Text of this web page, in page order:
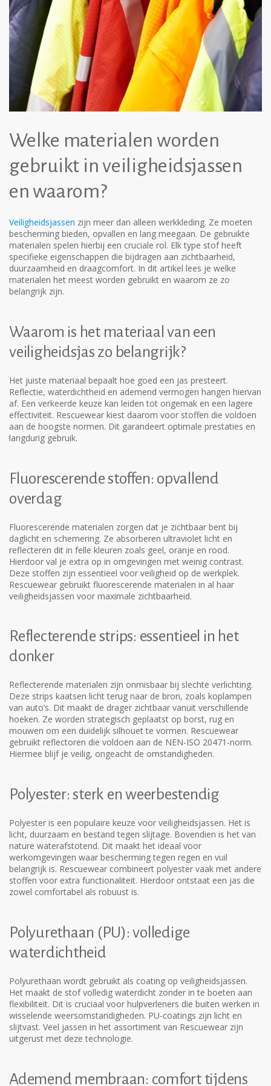
Welke materialen worden
gebruikt in veiligheidsjassen
en waarom?
Veiligheidsjassen zijn meer dan alleen werkkleding. Ze moeten
bescherming bieden, opvallen en lang meegaan. De gebruikte
materialen spelen hierbij een cruciale rol. Elk type stof heeft
specifieke eigenschappen die bijdragen aan zichtbaarheid,
duurzaamheid en draagcomfort. In dit artikel lees je welke
materialen het meest worden gebruikt en waarom ze zo
belangrijk zijn.
Waarom is het materiaal van een
veiligheidsjas zo belangrijk?
Het juiste materiaal bepaalt hoe goed een jas presteert.
Reflectie, waterdichtheid en ademend vermogen hangen hiervan
af. Een verkeerde keuze kan leiden tot ongemak en een lagere
effectiviteit. Rescuewear kiest daarom voor stoffen die voldoen
aan de hoogste normen. Dit garandeert optimale prestaties en
langdurig gebruik.
Fluorescerende stoffen: opvallend
overdag
Fluorescerende materialen zorgen dat je zichtbaar bent bij
daglicht en schemering. Ze absorberen ultraviolet licht en
reflecteren dit in felle kleuren zoals geel, oranje en rood.
Hierdoor val je extra op in omgevingen met weinig contrast.
Deze stoffen zijn essentieel voor veiligheid op de werkplek.
Rescuewear gebruikt fluorescerende materialen in al haar
veiligheidsjassen voor maximale zichtbaarheid.
Reflecterende strips: essentieel in het
donker
Reflecterende materialen zijn onmisbaar bij slechte verlichting.
Deze strips kaatsen licht terug naar de bron, zoals koplampen
van auto’s. Dit maakt de drager zichtbaar vanuit verschillende
hoeken. Ze worden strategisch geplaatst op borst, rug en
mouwen om een duidelijk silhouet te vormen. Rescuewear
gebruikt reflectoren die voldoen aan de NEN-ISO 20471-norm.
Hiermee blijf je veilig, ongeacht de omstandigheden.
Polyester: sterk en weerbestendig
Polyester is een populaire keuze voor veiligheidsjassen. Het is
licht, duurzaam en bestand tegen slijtage. Bovendien is het van
nature waterafstotend. Dit maakt het ideaal voor
werkomgevingen waar bescherming tegen regen en vuil
belangrijk is. Rescuewear combineert polyester vaak met andere
stoffen voor extra functionaliteit. Hierdoor ontstaat een jas die
zowel comfortabel als robuust is.
Polyurethaan (PU): volledige
waterdichtheid
Polyurethaan wordt gebruikt als coating op veiligheidsjassen.
Het maakt de stof volledig waterdicht zonder in te boeten aan
flexibiliteit. Dit is cruciaal voor hulpverleners die buiten werken in
wisselende weersomstandigheden. PU-coatings zijn licht en
slijtvast. Veel jassen in het assortiment van Rescuewear zijn
uitgerust met deze technologie.
Ademend membraan: comfort tijdens